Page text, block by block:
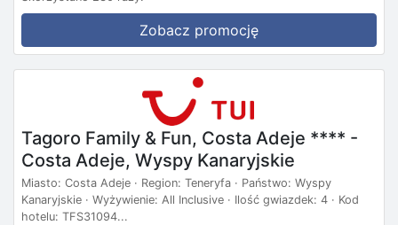
Zobacz promocję
Tagoro Family & Fun, Costa Adeje **** -
Costa Adeje, Wyspy Kanaryjskie
Miasto: Costa Adeje · Region: Teneryfa · Państwo: Wyspy
Kanaryjskie · Wyżywienie: All Inclusive · Ilość gwiazdek: 4 · Kod
hotelu: TFS31094...